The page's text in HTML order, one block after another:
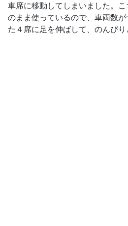
車席に移動してしまいました。
のまま使っているので、車両数
た４席に足を伸ばして、のんびり